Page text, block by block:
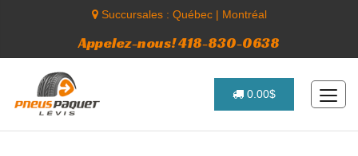
Succursales : Québec| Montréal
Appelez-nous! 418-830-0638
0.00$